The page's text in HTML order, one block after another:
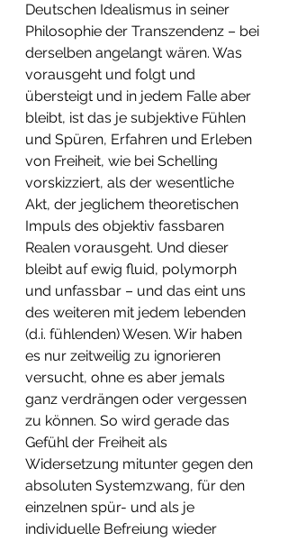
Deutschen Idealismus in seiner
Philosophie der Transzendenz – bei
derselben angelangt wären. Was
vorausgeht und folgt und
übersteigt und in jedem Falle aber
bleibt, ist das je subjektive Fühlen
und Spüren, Erfahren und Erleben
von Freiheit, wie bei Schelling
vorskizziert, als der wesentliche
Akt, der jeglichem theoretischen
Impuls des objektiv fassbaren
Realen vorausgeht. Und dieser
bleibt auf ewig fluid, polymorph
und unfassbar – und das eint uns
des weiteren mit jedem lebenden
(d.i. fühlenden) Wesen. Wir haben
es nur zeitweilig zu ignorieren
versucht, ohne es aber jemals
ganz verdrängen oder vergessen
zu können. So wird gerade das
Gefühl der Freiheit als
Widersetzung mitunter gegen den
absoluten Systemzwang, für den
einzelnen spür- und als je
individuelle Befreiung wieder